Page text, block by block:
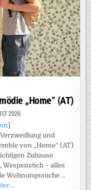
„Home“ (AT)
2026
und
von „Home“ (AT)
Zuhause
– alles
Wohnungssuche …